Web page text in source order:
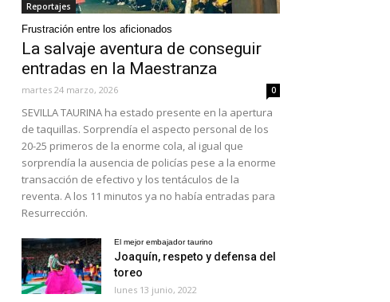
Reportajes
Frustración entre los aficionados
La salvaje aventura de conseguir
entradas en la Maestranza
martes 24 marzo, 2026 0
SEVILLA TAURINA ha estado presente en la apertura
de taquillas. Sorprendía el aspecto personal de los
20-25 primeros de la enorme cola, al igual que
sorprendía la ausencia de policías pese a la enorme
transacción de efectivo y los tentáculos de la
reventa. A los 11 minutos ya no había entradas para
Resurrección.
El mejor embajador taurino
Joaquín, respeto y defensa del
toreo
lunes 13 junio, 2022